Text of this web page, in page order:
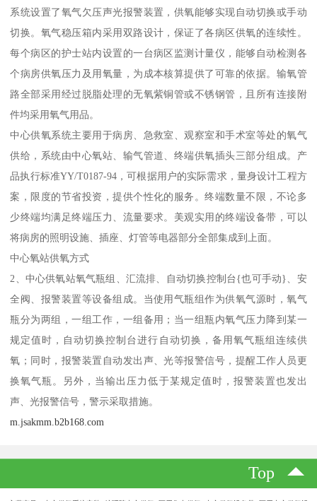
系统设置了氧气欠压声光报警装置，供氧能够实现自动切换或手动
切换。氧气稳压箱内采用双路设计，保证了各病区供氧的连续性。
每个病区的护士站内设置的一台病区监测计量仪，能够自动检测各
个病房供氧压力及用氧量，为成本核算提供了可靠的依据。输氧管
路全部采用经过脱脂处理的无氧紫铜管或不锈钢管，且所有连接附
件均采用氧气用品。
中心供氧系统主要用于病房、急救室、观察室和手术室等处的氧气
供给，系统由中心氧站、输气管道、终端供氧插头三部分组成。产
品执行标准YY/T0187-94，可根据用户的实际需求，量身设计工程方
案，限度的节省投资，提供个性化的服务。终端数量不限，不论多
少终端均满足终端压力、流量要求。美观实用的终端设备带，可以
将病房的照明设施、插座、灯管等电器部分全部集成到上面。
中心氧站供氧方式
2、中心供氧站氧气瓶组、汇流排、自动切换控制台{也可手动}、安
全阀、报警装置等设备组成。当使用气瓶组作为供氧气源时，氧气
瓶分为两组，一组工作，一组备用；当一组瓶内氧气压力降到某一
规定值时，自动切换控制台进行自动切换，备用氧气瓶组连续供
氧；同时，报警装置自动发出声、光等报警信号，提醒工作人员更
换氧气瓶。另外，当输出压力低于某规定值时，报警装置也发出
声、光报警信号，警示采取措施。
m.jsakmm.b2b168.com
Top